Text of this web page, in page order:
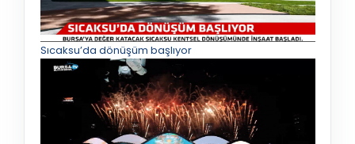
Sıcaksu’da dönüşüm başlıyor